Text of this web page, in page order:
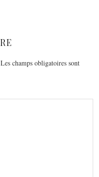
Les champs obligatoires sont